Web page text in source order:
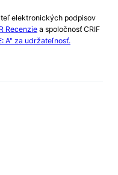
elektronických podpisov
Recenziea spoločnosť CRIF
A" za udržateľnosť.